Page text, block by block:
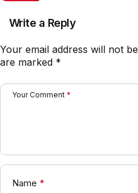
Write a Reply
Your email address will not
are marked *
Your Comment *
Name *